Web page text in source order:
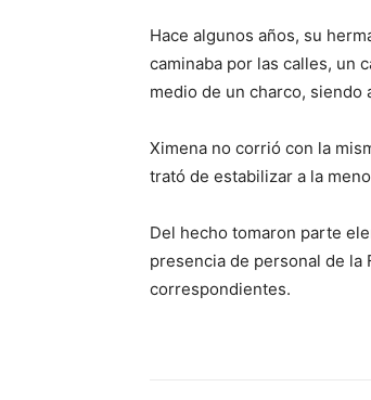
Hace algunos años, su
caminaba por las calles, un
medio de un charco,
Ximena no corrió con la
trató de estabilizar a la
Del hecho tomaron parte
presencia de personal de la
correspondientes.